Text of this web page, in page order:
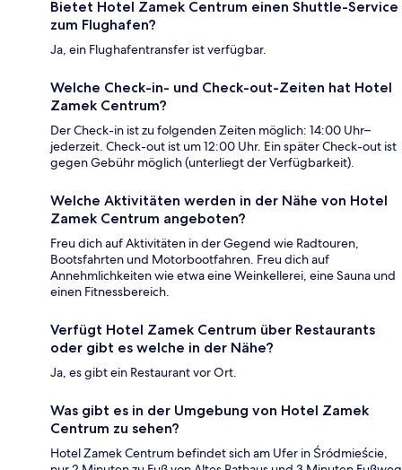
Bietet Hotel Zamek Centrum einen Shuttle-Service
zum Flughafen?
Ja, ein Flughafentransfer ist verfügbar.
Welche Check-in- und Check-out-Zeiten hat Hotel
Zamek Centrum?
Der Check-in ist zu folgenden Zeiten möglich: 14:00 Uhr–
jederzeit. Check-out ist um 12:00 Uhr. Ein später Check-out ist
gegen Gebühr möglich (unterliegt der Verfügbarkeit).
Welche Aktivitäten werden in der Nähe von Hotel
Zamek Centrum angeboten?
Freu dich auf Aktivitäten in der Gegend wie Radtouren,
Bootsfahrten und Motorbootfahren. Freu dich auf
Annehmlichkeiten wie etwa eine Weinkellerei, eine Sauna und
einen Fitnessbereich.
Verfügt Hotel Zamek Centrum über Restaurants
oder gibt es welche in der Nähe?
Ja, es gibt ein Restaurant vor Ort.
Was gibt es in der Umgebung von Hotel Zamek
Centrum zu sehen?
Hotel Zamek Centrum befindet sich am Ufer in Śródmieście,